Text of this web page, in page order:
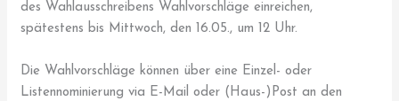
des Wahlausschreibens Wahlvorschläge einreichen,
spätestens bis Mittwoch, den 16.05., um 12 Uhr.
Die Wahlvorschläge können über eine Einzel- oder
Listennominierung via E-Mail oder (Haus-)Post an den